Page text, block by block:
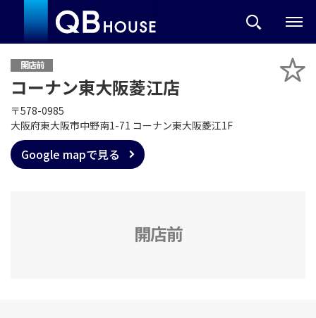
開店前
コーナン東大阪菱江店
〒578-0985
大阪府東大阪市中野南1-71 コーナン東大阪菱江1F
Google mapで見る
開店前